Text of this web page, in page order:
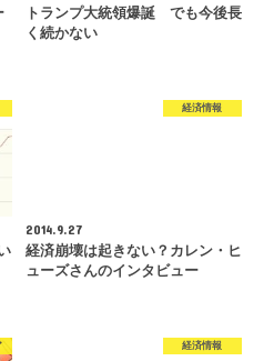
トランプ大統領爆誕 でも今後長
く続かない
経済情報
2014.9.27
経済崩壊は起きない？カレン・ヒ
ューズさんのインタビュー
経済情報